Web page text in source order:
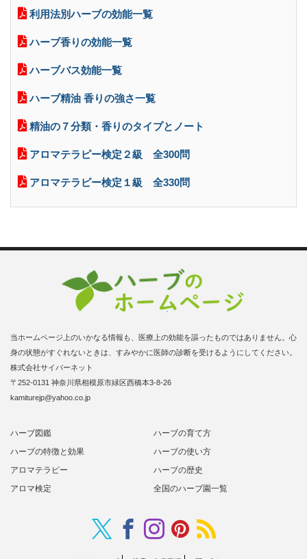
利用法別ハーブの効能一覧
ハーブ香りの効能一覧
ハーブバス効能一覧
ハーブ精油 香りの強さ一覧
精油の７分類・香りのタイプとノート
アロマテラピー検定２級 全300問
アロマテラピー検定１級 全330問
当ホームページ上のいかなる情報も、医療上の効能を謳ったものではありません。心
身の状態がすぐれないときは、すみやかに医師の診断を受けるようにしてください。
株式会社サイバーネット
〒252-0131 神奈川県相模原市緑区西橋本3-8-26
kamiturejp@yahoo.co.jp
ハーブ図鑑
ハーブの育て方
ハーブの特徴と効果
ハーブの使い方
アロマテラピー
ハーブの歴史
アロマ検定
全国のハーブ園一覧
TwitterFacebookInstagramPinterest
RSS